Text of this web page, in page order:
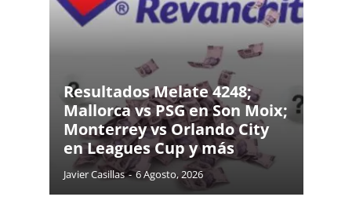
Resultados Melate 4248;
Mallorca vs PSG en Son Moix;
Monterrey vs Orlando City
en Leagues Cup y más
Javier Casillas - 6 Agosto, 2026